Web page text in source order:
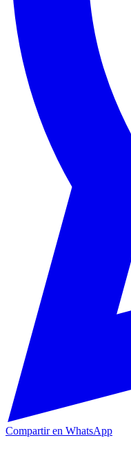
Compartir en WhatsApp